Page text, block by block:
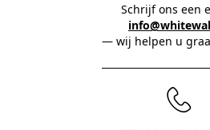
Schrijf ons een
— wij helpen u